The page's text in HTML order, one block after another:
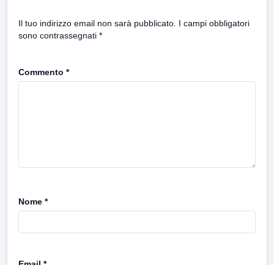
Il tuo indirizzo email non sarà pubblicato. I campi obbligatori
sono contrassegnati *
Commento *
Nome *